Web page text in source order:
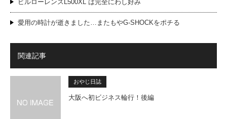
ビルローレンスL500XL は完全にわし好み
愛用の時計が逝きました…またもやG-SHOCKをポチる
関連記事
おやじ日誌
大阪へ初ビジネス輪行！後編